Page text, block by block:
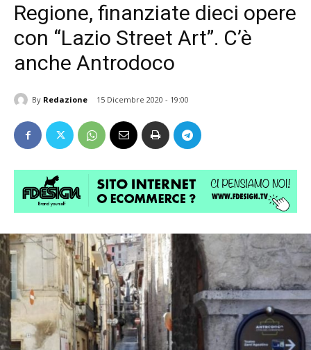
Regione, finanziate dieci opere
con “Lazio Street Art”. C’è
anche Antrodoco
By Redazione 15 Dicembre 2020 - 19:00